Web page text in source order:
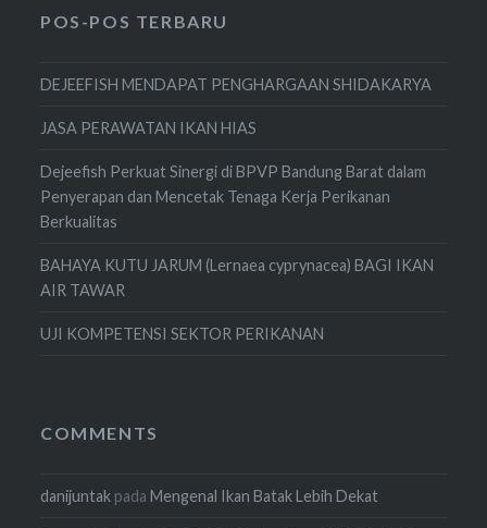
POS-POS TERBARU
DEJEEFISH MENDAPAT PENGHARGAAN SHIDAKARYA
JASA PERAWATAN IKAN HIAS
Dejeefish Perkuat Sinergi di BPVP Bandung Barat dalam
Penyerapan dan Mencetak Tenaga Kerja Perikanan
Berkualitas
BAHAYA KUTU JARUM (Lernaea cyprynacea) BAGI IKAN
AIR TAWAR
UJI KOMPETENSI SEKTOR PERIKANAN
COMMENTS
danijuntak padaMengenal Ikan Batak Lebih Dekat